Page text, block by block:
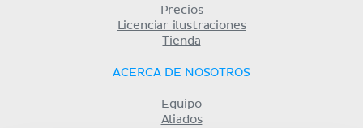
Precios
Licenciar ilustraciones
Tienda
ACERCA DE NOSOTROS
Equipo
Aliados